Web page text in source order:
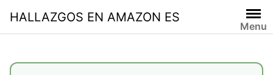
content
HALLAZGOS EN AMAZON ES
Menu